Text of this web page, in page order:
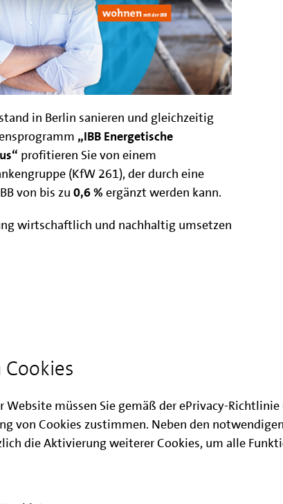
Website müssen Sie gemäß der ePrivacy-
von Cookies zustimmen. Neben den
die Aktivierung weiterer Cookies, um alle
in Berlin sanieren und gleichzeitig
„IBB Energetische
profitieren Sie von einem
(KfW 261), der durch eine
von bis zu 0,6 % ergänzt werden kann.
wirtschaftlich und nachhaltig umsetzen